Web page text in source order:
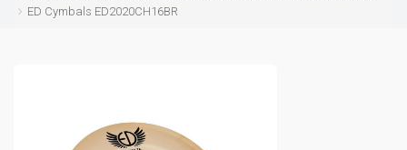
ED Cymbals ED2020CH16BR